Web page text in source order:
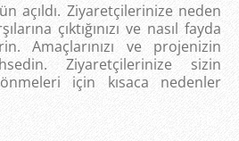
açıldı. Ziyaretçilerinize neden
çıktığınızı ve nasıl fayda
Amaçlarınızı ve projenizin
Ziyaretçilerinize sizin
için kısaca nedenler